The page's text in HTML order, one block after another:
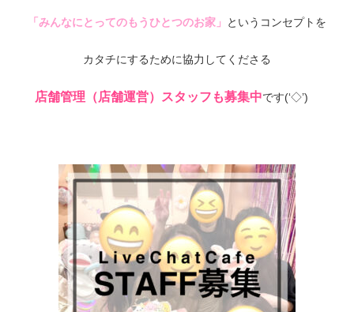
「みんなにとってのもうひとつのお家」 というコンセプトを
カタチにするために協力してくださる
店舗管理（店舗運営）スタッフも募集中です(‘◇’)ゞ